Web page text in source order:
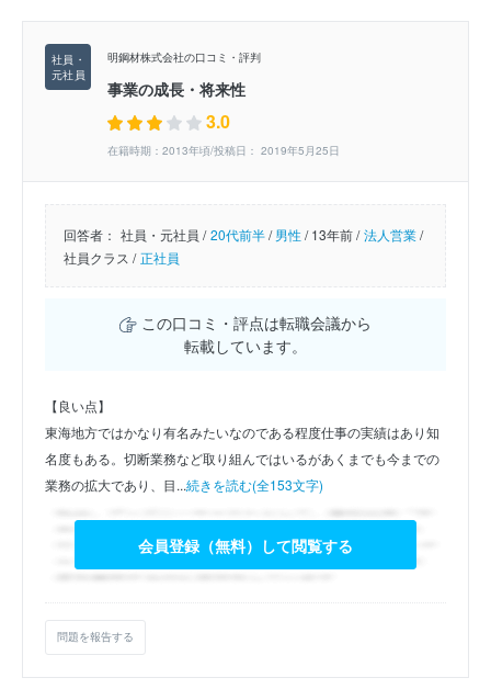
明鋼材株式会社の口コミ・評判
事業の成長・将来性
3.0
在籍時期：2013年頃/投稿日： 2019年5月25日
回答者： 社員・元社員 / 20代前半/男性/13年前 / 法人営業/
社員クラス / 正社員
この口コミ・評点は転職会議から
転載しています。
【良い点】
東海地方ではかなり有名みたいなのである程度仕事の実績はあり知
名度もある。切断業務など取り組んではいるがあくまでも今までの
業務の拡大であり、目...続きを読む(全153文字)
会員登録（無料）して閲覧する
問題を報告する